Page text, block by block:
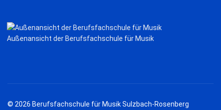
Außenansicht der Berufsfachschule für Musik
© 2026 Berufsfachschule für Musik Sulzbach-Rosenberg